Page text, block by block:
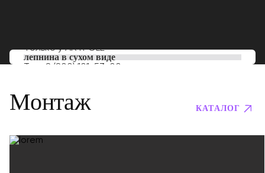
Только уARTPOLE
лепнина в сухом виде
Тел: 8 (800) 101-53-00
Монтаж КАТАЛОГ